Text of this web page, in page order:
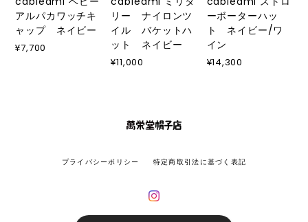
アルパカワッチキ
ャップ ネイビー
¥7,700
リー ナイロンツ
イル バケットハ
ット ネイビー
¥11,000
ーボーターハッ
ト ネイビー/ワ
イン
¥14,300
プライバシーポリシー 特定商取引法に基づく表記